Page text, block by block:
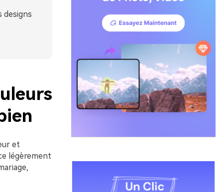
designs
et
légèrement